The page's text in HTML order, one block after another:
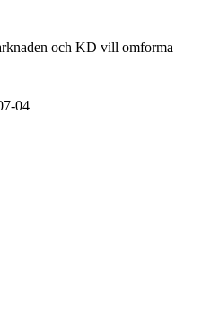
och KD vill omforma
04